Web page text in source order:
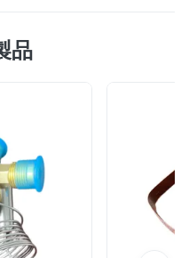
冷媒、堅牢なコンプレッ
品